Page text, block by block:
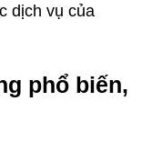
dịch vụ của
phổ biến,